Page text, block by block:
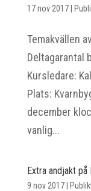
17 nov 2017|
Temakvällen
Deltagarantal
Kursledare:
Plats:
december
vanlig...
Extra andjakt
9 nov 2017|